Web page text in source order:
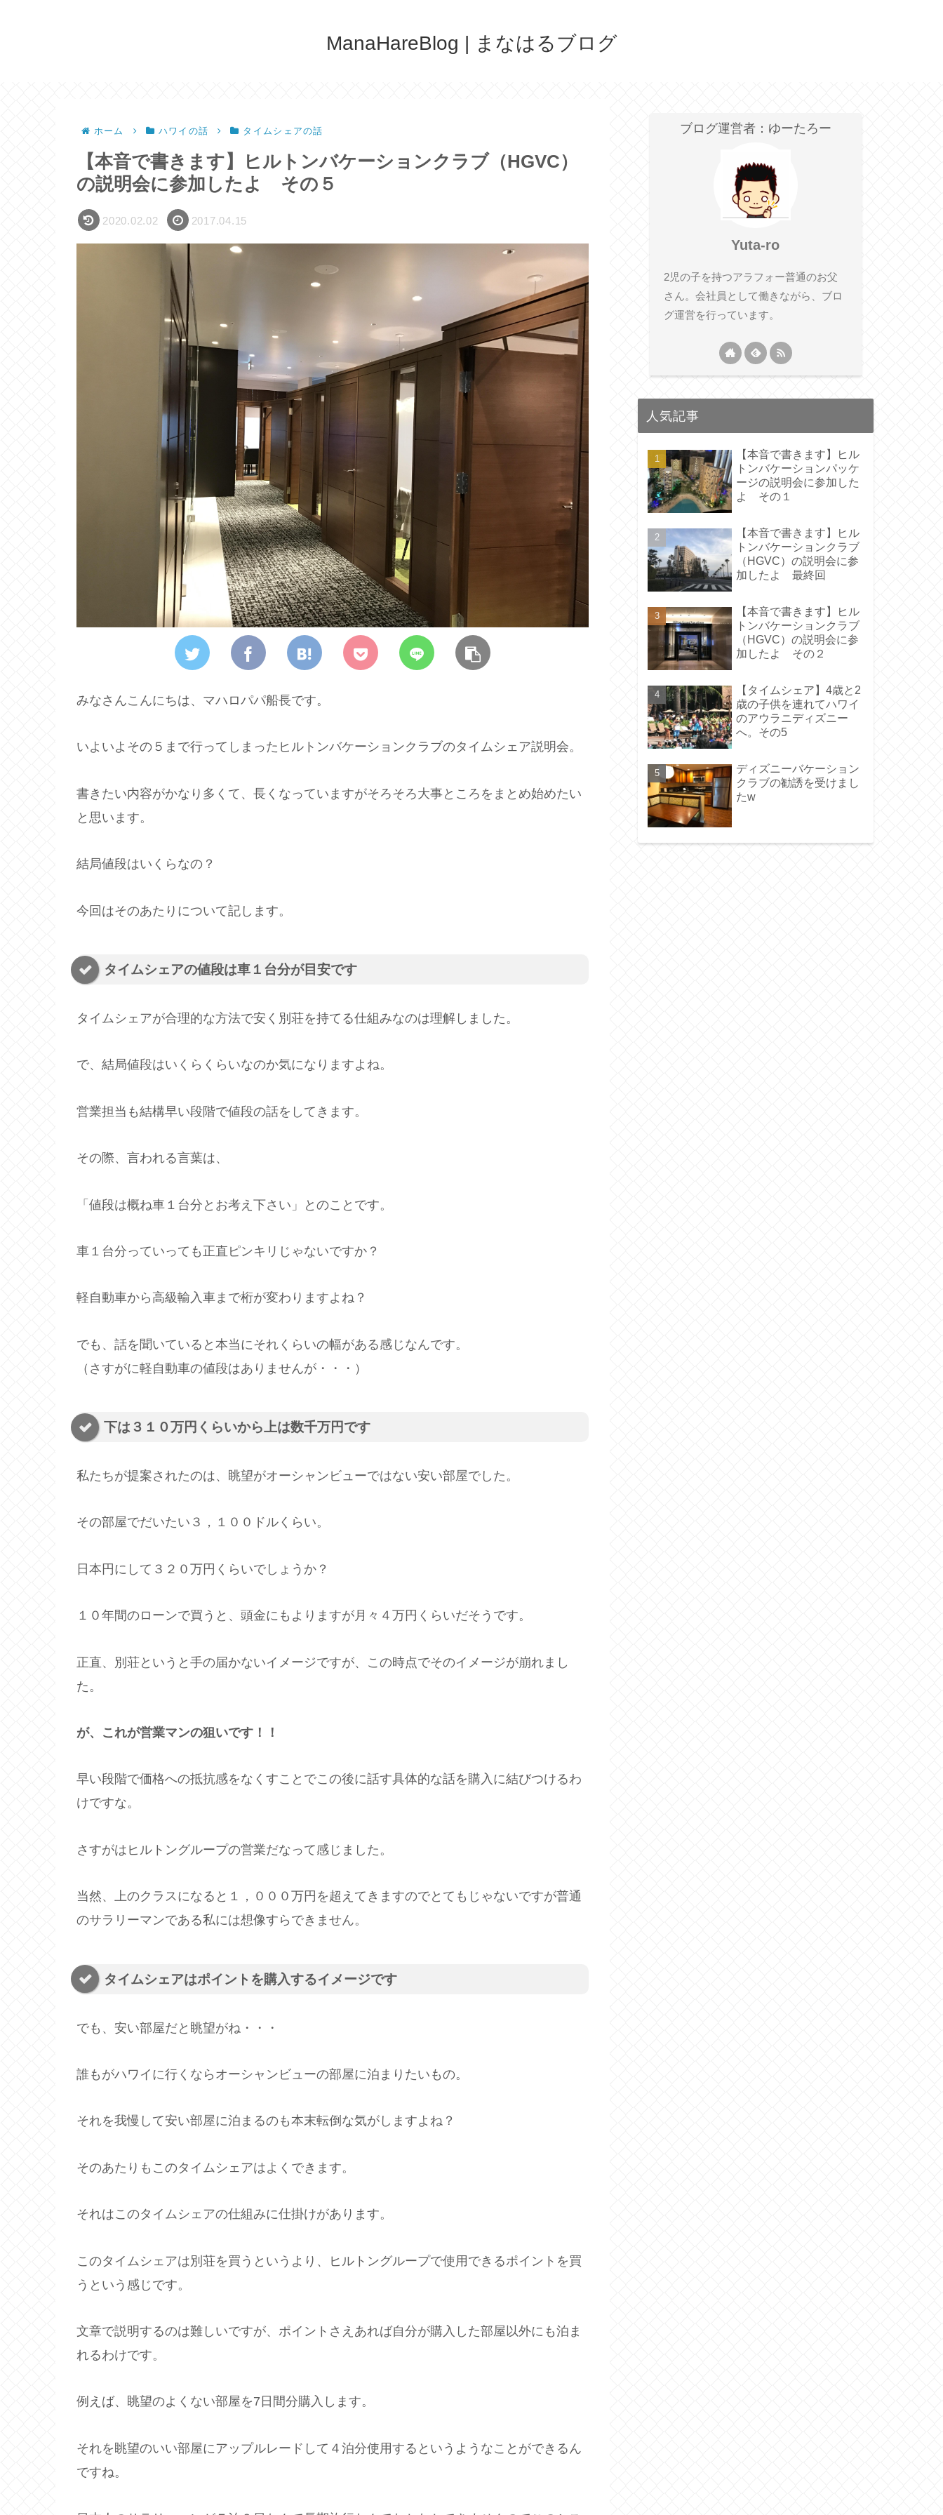
ManaHareBlog | まなはるブログ
ホーム ハワイの話 タイムシェアの話
【本音で書きます】ヒルトンバケーションクラブ（HGVC）
の説明会に参加したよ その５
2020.02.02 2017.04.15
みなさんこんにちは、マハロパパ船長です。
いよいよその５まで行ってしまったヒルトンバケーションクラブのタイムシェア説明会。
書きたい内容がかなり多くて、長くなっていますがそろそろ大事ところをまとめ始めたい
と思います。
結局値段はいくらなの？
今回はそのあたりについて記します。
タイムシェアの値段は車１台分が目安です
タイムシェアが合理的な方法で安く別荘を持てる仕組みなのは理解しました。
で、結局値段はいくらくらいなのか気になりますよね。
営業担当も結構早い段階で値段の話をしてきます。
その際、言われる言葉は、
「値段は概ね車１台分とお考え下さい」とのことです。
車１台分っていっても正直ピンキリじゃないですか？
軽自動車から高級輸入車まで桁が変わりますよね？
でも、話を聞いていると本当にそれくらいの幅がある感じなんです。
（さすがに軽自動車の値段はありませんが・・・）
下は３１０万円くらいから上は数千万円です
私たちが提案されたのは、眺望がオーシャンビューではない安い部屋でした。
その部屋でだいたい３，１００ドルくらい。
日本円にして３２０万円くらいでしょうか？
１０年間のローンで買うと、頭金にもよりますが月々４万円くらいだそうです。
正直、別荘というと手の届かないイメージですが、この時点でそのイメージが崩れまし
た。
が、これが営業マンの狙いです！！
早い段階で価格への抵抗感をなくすことでこの後に話す具体的な話を購入に結びつけるわ
けですな。
さすがはヒルトングループの営業だなって感じました。
当然、上のクラスになると１，０００万円を超えてきますのでとてもじゃないですが普通
のサラリーマンである私には想像すらできません。
タイムシェアはポイントを購入するイメージです
でも、安い部屋だと眺望がね・・・
誰もがハワイに行くならオーシャンビューの部屋に泊まりたいもの。
それを我慢して安い部屋に泊まるのも本末転倒な気がしますよね？
そのあたりもこのタイムシェアはよくできます。
それはこのタイムシェアの仕組みに仕掛けがあります。
このタイムシェアは別荘を買うというより、ヒルトングループで使用できるポイントを買
うという感じです。
文章で説明するのは難しいですが、ポイントさえあれば自分が購入した部屋以外にも泊ま
れるわけです。
例えば、眺望のよくない部屋を7日間分購入します。
それを眺望のいい部屋にアップルレードして４泊分使用するというようなことができるん
ですね。
ブログ運営者：ゆーたろー
Yuta-ro
2児の子を持つアラフォー普通のお父
さん。会社員として働きながら、ブロ
グ運営を行っています。
人気記事
【本音で書きます】ヒル
トンバケーションパッケ
ージの説明会に参加した
よ その１
【本音で書きます】ヒル
トンバケーションクラブ
（HGVC）の説明会に参
加したよ 最終回
【本音で書きます】ヒル
トンバケーションクラブ
（HGVC）の説明会に参
加したよ その２
【タイムシェア】4歳と2
歳の子供を連れてハワイ
のアウラニディズニー
へ。その5
ディズニーバケーション
クラブの勧誘を受けまし
たw